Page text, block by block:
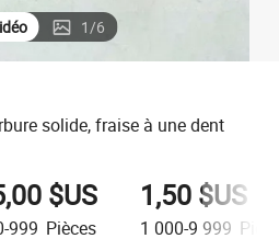
1/6
solide, fraise à une dent
$US
999 Pièces
1,50 $US
1 000-9 999